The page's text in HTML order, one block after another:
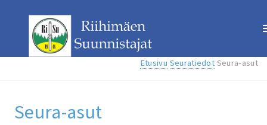
Etusivu Seuratiedot Seura-asut
Seura-asut